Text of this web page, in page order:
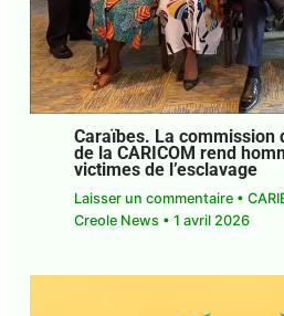
Caraïbes. La commission
de la CARICOM rend
victimes de l’esclavage
Laisser un commentaire •
Caraib Creole News•1 avril